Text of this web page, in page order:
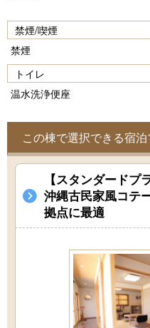
禁煙/喫煙
禁煙
トイレ
温水洗浄便座
この棟で選択できる宿
【スタンダードプ
沖縄古民家風コテ
拠点に最適